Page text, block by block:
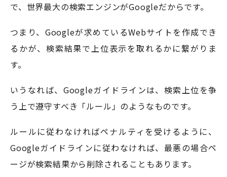
で、世界最大の検索エンジンがGoogleだからです。
つまり、Googleが求めているWebサイトを作成でき
るかが、検索結果で上位表示を取れるかに繋がりま
す。
いうなれば、Googleガイドラインは、検索上位を争
う上で遵守すべき「ルール」のようなものです。
ルールに従わなければペナルティを受けるように、
Googleガイドラインに従わなければ、最悪の場合ペ
ージが検索結果から削除されることもあります。